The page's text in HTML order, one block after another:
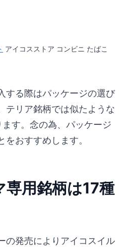
アイコスストア コンビニ たばこ
する際はパッケージの選び
テリア銘柄では似たような
す。念の為、パッケージ
おすすめします。
用銘柄は17種
の発売によりアイコスイル